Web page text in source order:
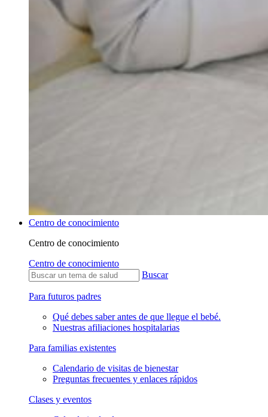
Centro de conocimiento
Centro de conocimiento
Centro de conocimiento
Buscar
Para futuros padres
Qué debes saber antes de que llegue el bebé.
Nuestras afiliaciones hospitalarias
Para familias existentes
Calendario de visitas de bienestar
Preguntas frecuentes y enlaces rápidos
Clases y eventos